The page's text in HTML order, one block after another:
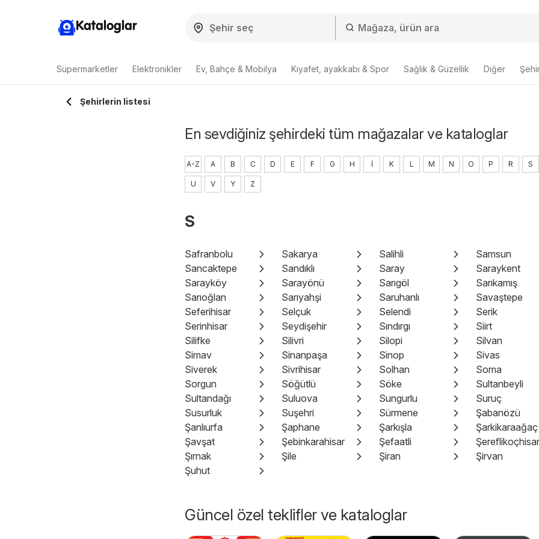
Kataloglar
Süpermarketler Elektronikler Ev, Bahçe & Mobilya Kıyafet, ayakkabı & Spor Sağlık & Güzellik Diğer
Şehirlerin listesi
En sevdiğiniz şehirdeki tüm mağazalar ve kataloglar
A-Z A B C D E F G H I K L M N O P R S
U V Y Z
S
Safranbolu Sakarya Salihli
Samsun
Sancaktepe
Sandıklı Saray
Saraykent
Sarayköy
Sarayönü Sarıgöl
Sarıkamış
Sarıoğlan
Sarıyahşi Saruhanlı
Savaştepe
Seferihisar
Selçuk Selendi
Serik
Serinhisar
Seydişehir Sındırgı
Siirt
Silifke
Silivri Silopi
Silvan
Simav
Sinanpaşa Sinop
Sivas
Siverek
Sivrihisar Solhan
Soma
Sorgun
Söğütlü Söke
Sultanbeyli
Sultandağı
Suluova Sungurlu
Suruç
Susurluk
Suşehri Sürmene
Şabanözü
Şanlıurfa
Şaphane Şarkışla
Şarkikaraağaç
Şavşat
Şebinkarahisar Şefaatli
Şereflikoçhisar
Şırnak
Şile Şiran
Şirvan
Şuhut
Güncel özel teklifler ve kataloglar